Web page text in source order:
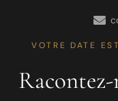
VOTRE DATE